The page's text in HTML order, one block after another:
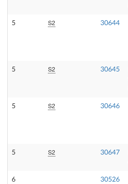
5 S2 30644
5 S2 30645
5 S2 30646
5 S2 30647
6 30526